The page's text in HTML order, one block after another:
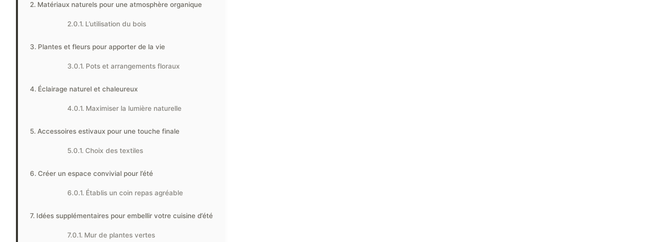
Matériaux naturels pour une atmosphère organique
L’utilisation du bois
Plantes et fleurs pour apporter de la vie
Pots et arrangements floraux
Éclairage naturel et chaleureux
Maximiser la lumière naturelle
Accessoires estivaux pour une touche finale
Choix des textiles
Créer un espace convivial pour l’été
Établis un coin repas agréable
Idées supplémentaires pour embellir votre cuisine d’été
Mur de plantes vertes